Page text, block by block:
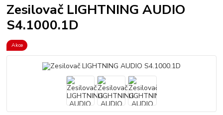
Zesilovač LIGHTNING AUDIO
S4.1000.1D
Akce